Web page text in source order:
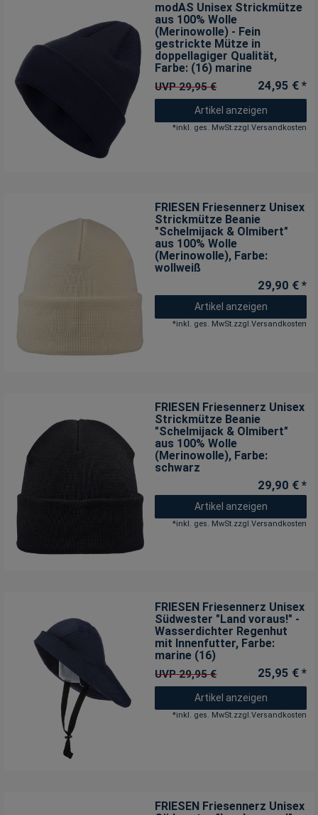
modAS Unisex Strickmütze
aus 100% Wolle
(Merinowolle) - Fein
gestrickte Mütze in
doppellagiger Qualität,
Farbe: (16) marine
UVP 29,95 € 24,95 € *
Artikel anzeigen
*inkl. ges. MwSt.zzgl.Versandkosten
FRIESEN Friesennerz Unisex
Strickmütze Beanie
"Schelmijack & Olmibert"
aus 100% Wolle
(Merinowolle), Farbe:
wollweiß
29,90 € *
Artikel anzeigen
*inkl. ges. MwSt.zzgl.Versandkosten
FRIESEN Friesennerz Unisex
Strickmütze Beanie
"Schelmijack & Olmibert"
aus 100% Wolle
(Merinowolle), Farbe:
schwarz
29,90 € *
Artikel anzeigen
*inkl. ges. MwSt.zzgl.Versandkosten
FRIESEN Friesennerz Unisex
Südwester "Land voraus!" -
Wasserdichter Regenhut
mit Innenfutter, Farbe:
marine (16)
UVP 29,95 € 25,95 € *
Artikel anzeigen
*inkl. ges. MwSt. zzgl. Versandkosten
FRIESEN Friesennerz Unisex